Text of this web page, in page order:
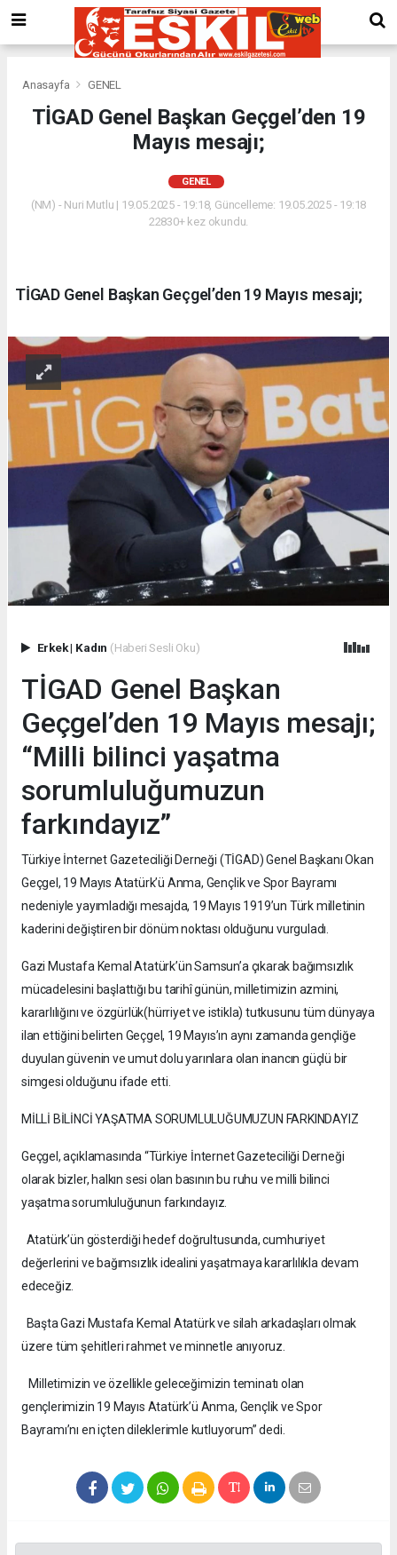
Anasayfa GENEL
TİGAD Genel Başkan Geçgel’den 19
Mayıs mesajı;
GENEL
(NM) - Nuri Mutlu | 19.05.2025 - 19:18, Güncelleme: 19.05.2025 - 19:18
22830+ kez okundu.
TİGAD Genel Başkan Geçgel’den 19 Mayıs mesajı;
Erkek| Kadın (Haberi Sesli Oku)
TİGAD Genel Başkan
Geçgel’den 19 Mayıs mesajı;
“Milli bilinci yaşatma
sorumluluğumuzun
farkındayız”
Türkiye İnternet Gazeteciliği Derneği (TİGAD) Genel Başkanı Okan
Geçgel, 19 Mayıs Atatürk’ü Anma, Gençlik ve Spor Bayramı
nedeniyle yayımladığı mesajda, 19 Mayıs 1919’un Türk milletinin
kaderini değiştiren bir dönüm noktası olduğunu vurguladı.
Gazi Mustafa Kemal Atatürk’ün Samsun’a çıkarak bağımsızlık
mücadelesini başlattığı bu tarihî günün, milletimizin azmini,
kararlılığını ve özgürlük(hürriyet ve istikla) tutkusunu tüm dünyaya
ilan ettiğini belirten Geçgel, 19 Mayıs’ın aynı zamanda gençliğe
duyulan güvenin ve umut dolu yarınlara olan inancın güçlü bir
simgesi olduğunu ifade etti.
MİLLİ BİLİNCİ YAŞATMA SORUMLULUĞUMUZUN FARKINDAYIZ
Geçgel, açıklamasında “Türkiye İnternet Gazeteciliği Derneği
olarak bizler, halkın sesi olan basının bu ruhu ve milli bilinci
yaşatma sorumluluğunun farkındayız.
Atatürk’ün gösterdiği hedef doğrultusunda, cumhuriyet
değerlerini ve bağımsızlık idealini yaşatmaya kararlılıkla devam
edeceğiz.
Başta Gazi Mustafa Kemal Atatürk ve silah arkadaşları olmak
üzere tüm şehitleri rahmet ve minnetle anıyoruz.
Milletimizin ve özellikle geleceğimizin teminatı olan
gençlerimizin 19 Mayıs Atatürk’ü Anma, Gençlik ve Spor
Bayramı’nı en içten dileklerimle kutluyorum” dedi.